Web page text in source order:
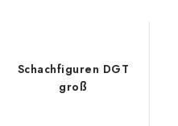
Schachfiguren DGT
groß